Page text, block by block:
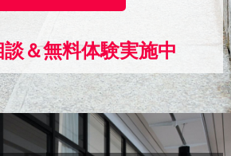
＆無料体験実施中